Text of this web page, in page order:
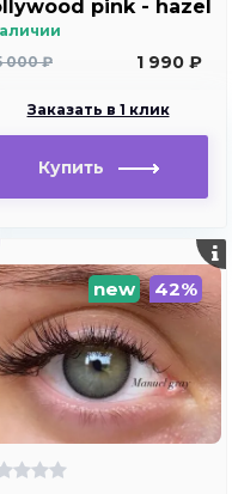
pink - hazel
000 ₽
1 990 ₽
Заказать в 1 клик
new 42%